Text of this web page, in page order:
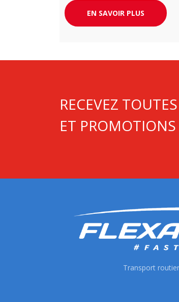
votre disposition au 04 13 10 25 43.
EN SAVOIR PLUS
RECEVEZ
ET PROMOTIONS
Transport